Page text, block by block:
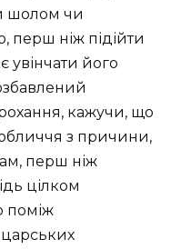
шолом чи
перш ніж підійти
його
кажучи, що
з причини,
перш ніж
цілком
поміж